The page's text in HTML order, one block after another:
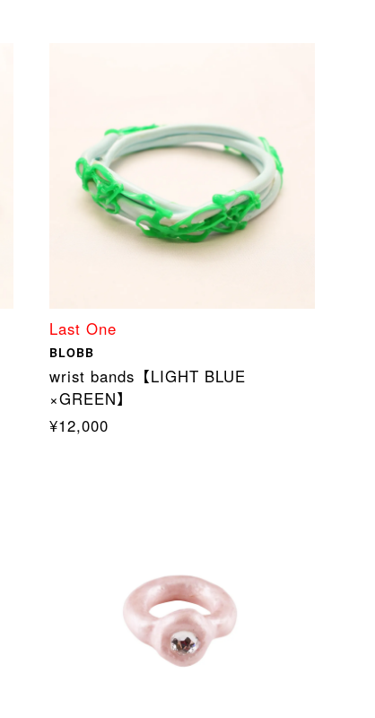
Last One
BLOBB
wrist bands【LIGHT BLUE
×GREEN】
¥12,000